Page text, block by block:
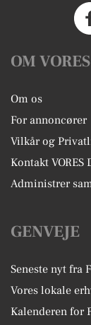
OM
Om os
For annoncører
Vilkår og
Kontakt VORES
Administrer
GENVEJE
Seneste nyt fra
Vores lokale
Kalenderen for